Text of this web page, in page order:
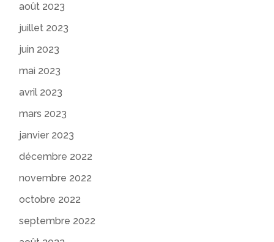
août 2023
juillet 2023
juin 2023
mai 2023
avril 2023
mars 2023
janvier 2023
décembre 2022
novembre 2022
octobre 2022
septembre 2022